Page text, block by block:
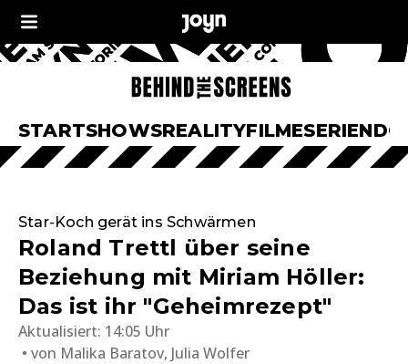
STARTSHOWSREALITYFILMESERIEN
Star-Koch gerät ins Schwärmen
Roland Trettl über seine
Beziehung mit Miriam Höller:
Das ist ihr "Geheimrezept"
Aktualisiert: 14:05 Uhr
von Malika Baratov, Julia Wolfer